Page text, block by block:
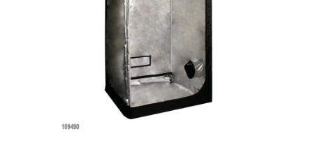
Kaufberatung AGB
Datenschutzerklärung Impressum